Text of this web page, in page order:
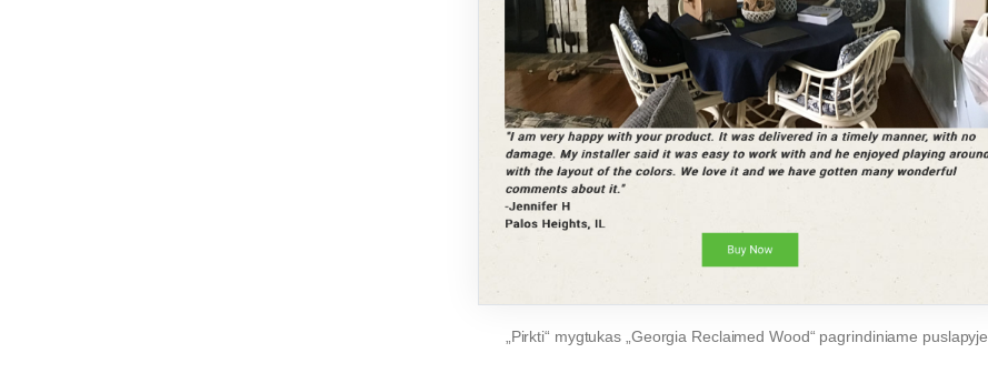
„Pirkti“ mygtukas „Georgia Reclaimed Wood“ pagrindiniame puslapyje